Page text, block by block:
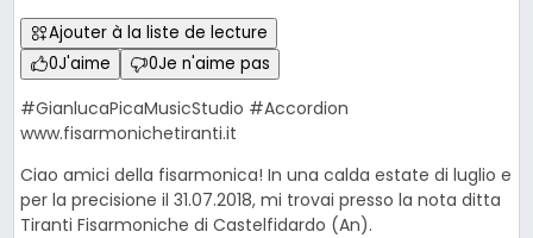
Ajouter à la liste de lecture
0J'aime 0Je n'aime pas
#GianlucaPicaMusicStudio #Accordion
www.fisarmonichetiranti.it
Ciao amici della fisarmonica! In una calda estate di luglio e
per la precisione il 31.07.2018, mi trovai presso la nota ditta
Tiranti Fisarmoniche di Castelfidardo (An).